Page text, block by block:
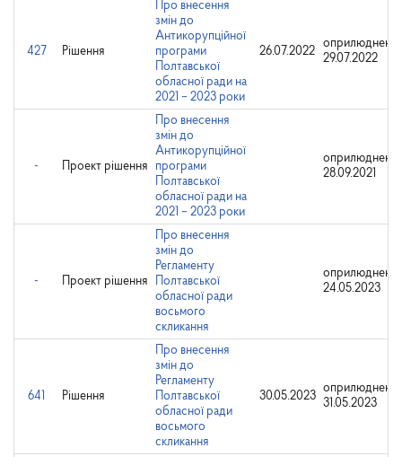
427 Рішення
Про внесення
змін до
Антикорупційної
програми
Полтавської
обласної ради на
2021 – 2023 роки
26.07.2022
оприлюднено:
29.07.2022
- Проект рішення
Про внесення
змін до
Антикорупційної
програми
Полтавської
обласної ради на
2021 – 2023 роки
оприлюднено:
28.09.2021
- Проект рішення
Про внесення
змін до
Регламенту
Полтавської
обласної ради
восьмого
скликання
оприлюднено:
24.05.2023
641 Рішення
Про внесення
змін до
Регламенту
Полтавської
обласної ради
восьмого
скликання
30.05.2023
оприлюднено:
31.05.2023